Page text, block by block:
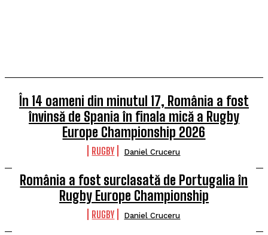
În 14 oameni din minutul 17, România a fost
învinsă de Spania în finala mică a Rugby
Europe Championship 2026
RUGBY Daniel Cruceru
România a fost surclasată de Portugalia în
Rugby Europe Championship
RUGBY Daniel Cruceru